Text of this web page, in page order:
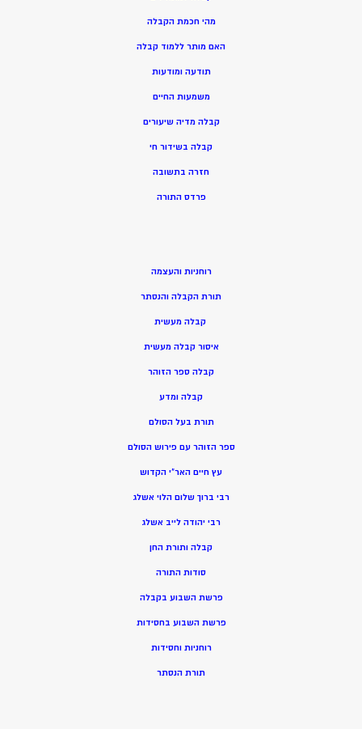
מהי חכמת הקבלה
האם מותר ללמוד קבלה
תודעה ומודעות
משמעות החיים
קבלה מדיה שיעורים
קבלה בשידור חי
חזרה בתשובה
פרדס התורה
רוחניות והעצמה
תורת הקבלה והנסתר
קבלה מעשית
איסור קבלה מעשית
קבלה ספר הזוהר
קבלה ומדע
תורת בעל הסולם
ספר הזוהר עם פירוש הסולם
עץ חיים האר”י הקדוש
רבי ברוך שלום הלוי אשלג
רבי יהודה לייב אשלג
קבלה ותורת החן
סודות התורה
פרשת השבוע בקבלה
פרשת השבוע בחסידות
רוחניות וחסידות
תורת הנסתר